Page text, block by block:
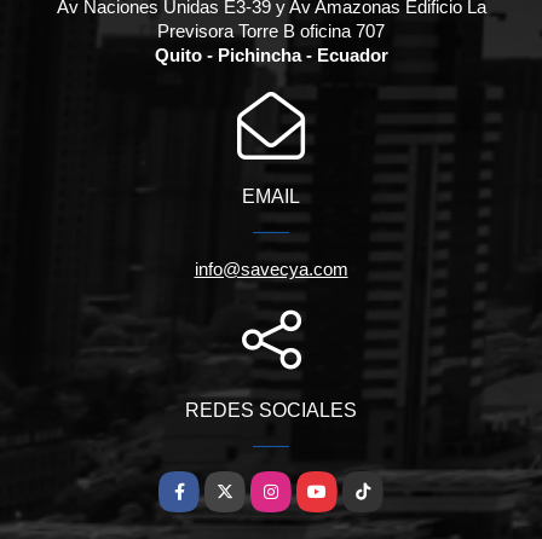
Av Naciones Unidas E3-39 y Av Amazonas Edificio La
Previsora Torre B oficina 707
Quito - Pichincha - Ecuador
EMAIL
info@savecya.com
REDES SOCIALES
Facebook
X InstagramYouTubeTikTok